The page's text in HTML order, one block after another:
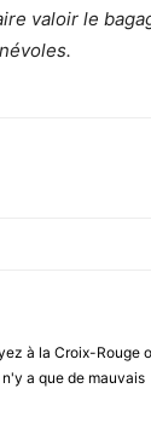
valoir le
à la Croix-Rouge
a que de mauvais